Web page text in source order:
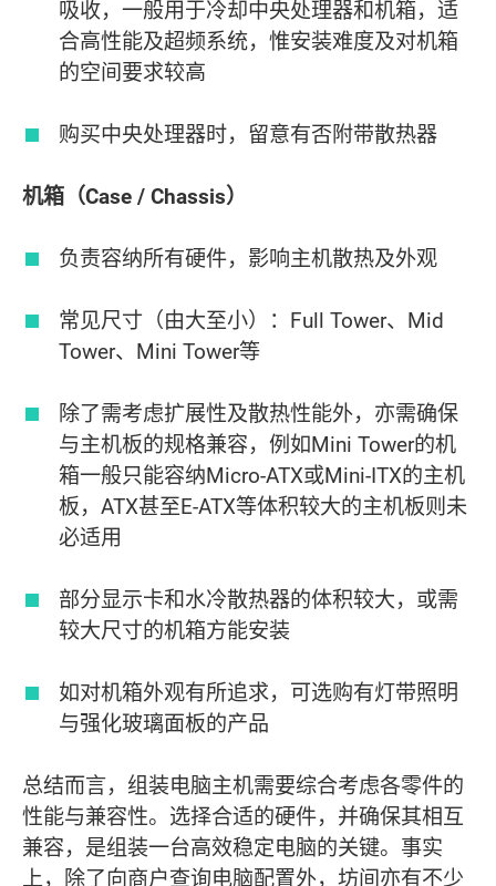
吸收，一般用于冷却中央处理器和机箱，适
合高性能及超频系统，惟安装难度及对机箱
的空间要求较高
购买中央处理器时，留意有否附带散热器
机箱（Case / Chassis）
负责容纳所有硬件，影响主机散热及外观
常见尺寸（由大至小）：Full Tower、Mid
Tower、Mini Tower等
除了需考虑扩展性及散热性能外，亦需确保
与主机板的规格兼容，例如Mini Tower的机
箱一般只能容纳Micro-ATX或Mini-ITX的主机
板，ATX甚至E-ATX等体积较大的主机板则未
必适用
部分显示卡和水冷散热器的体积较大，或需
较大尺寸的机箱方能安装
如对机箱外观有所追求，可选购有灯带照明
与强化玻璃面板的产品
总结而言，组装电脑主机需要综合考虑各零件的
性能与兼容性。选择合适的硬件，并确保其相互
兼容，是组装一台高效稳定电脑的关键。事实
上，除了向商户查询电脑配置外，坊间亦有不少